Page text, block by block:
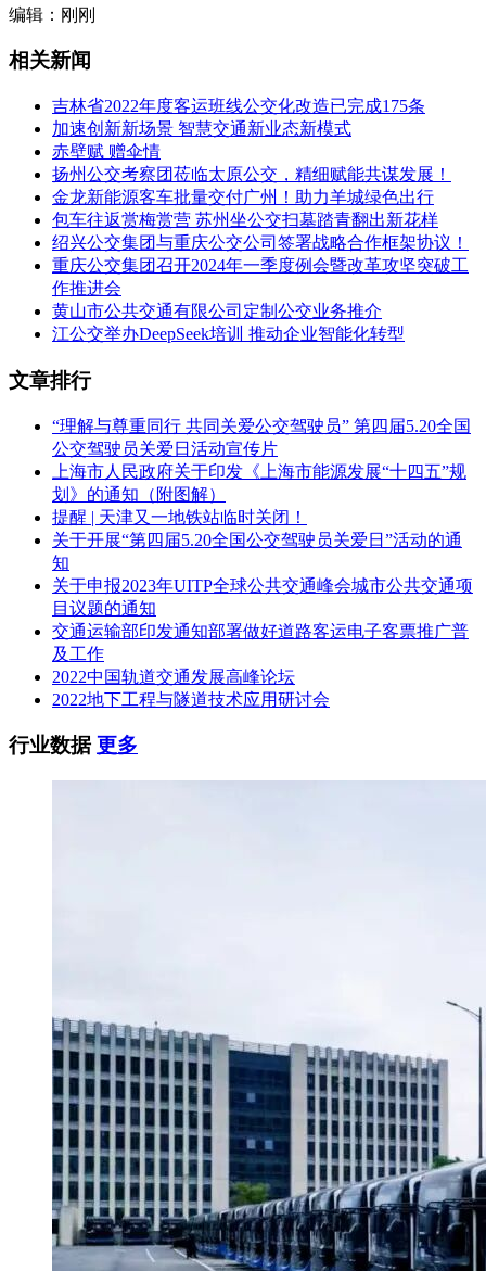
编辑：刚刚
相关新闻
吉林省2022年度客运班线公交化改造已完成175条
加速创新新场景 智慧交通新业态新模式
赤壁赋 赠伞情
扬州公交考察团莅临太原公交，精细赋能共谋发展！
金龙新能源客车批量交付广州！助力羊城绿色出行
包车往返赏梅赏营 苏州坐公交扫墓踏青翻出新花样
绍兴公交集团与重庆公交公司签署战略合作框架协议！
重庆公交集团召开2024年一季度例会暨改革攻坚突破工
作推进会
黄山市公共交通有限公司定制公交业务推介
江公交举办DeepSeek培训 推动企业智能化转型
文章排行
“理解与尊重同行 共同关爱公交驾驶员” 第四届5.20全国
公交驾驶员关爱日活动宣传片
上海市人民政府关于印发《上海市能源发展“十四五”规
划》的通知（附图解）
提醒 | 天津又一地铁站临时关闭！
关于开展“第四届5.20全国公交驾驶员关爱日”活动的通
知
关于申报2023年UITP全球公共交通峰会城市公共交通项
目议题的通知
交通运输部印发通知部署做好道路客运电子客票推广普
及工作
2022中国轨道交通发展高峰论坛
2022地下工程与隧道技术应用研讨会
行业数据更多